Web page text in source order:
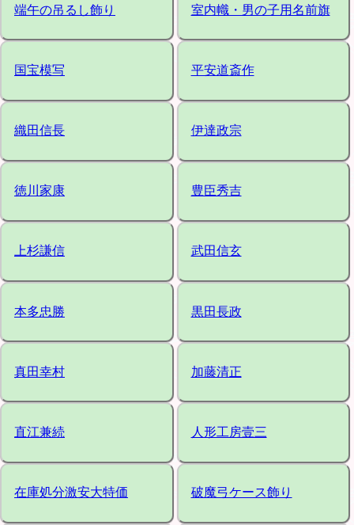
端午の吊るし飾り 室内幟・男の子用名前旗
国宝模写 平安道斎作
織田信長 伊達政宗
徳川家康 豊臣秀吉
上杉謙信 武田信玄
本多忠勝 黒田長政
真田幸村 加藤清正
直江兼続 人形工房壹三
在庫処分激安大特価 破魔弓ケース飾り